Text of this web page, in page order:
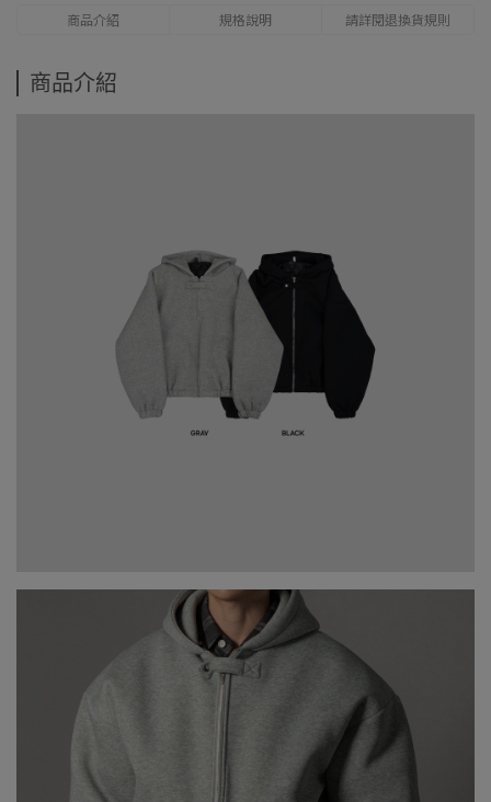
商品介紹 規格說明 請詳閱退換貨規則
商品介紹